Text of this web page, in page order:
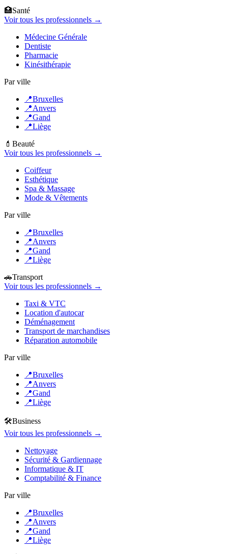
🏥Santé
Voir tous les professionnels →
Médecine Générale
Dentiste
Pharmacie
Kinésithérapie
Par ville
📍Bruxelles
📍Anvers
📍Gand
📍Liège
💄 Beauté
Voir tous les professionnels →
Coiffeur
Esthétique
Spa & Massage
Mode & Vêtements
Par ville
📍Bruxelles
📍Anvers
📍Gand
📍Liège
🚗Transport
Voir tous les professionnels →
Taxi & VTC
Location d'autocar
Déménagement
Transport de marchandises
Réparation automobile
Par ville
📍Bruxelles
📍Anvers
📍Gand
📍Liège
🛠️Business
Voir tous les professionnels →
Nettoyage
Sécurité & Gardiennage
Informatique & IT
Comptabilité & Finance
Par ville
📍Bruxelles
📍Anvers
📍Gand
📍Liège